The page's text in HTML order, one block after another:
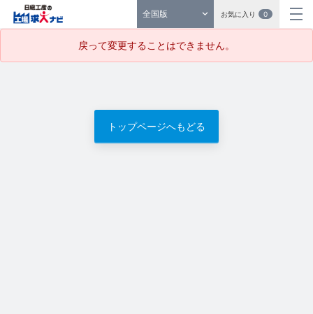
全国版 お気に入り 0
戻って変更することはできません。
トップページへもどる